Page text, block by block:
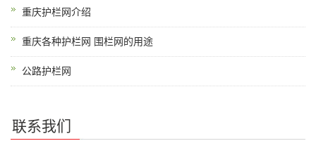
重庆护栏网介绍
重庆各种护栏网 围栏网的用途
公路护栏网
联系我们